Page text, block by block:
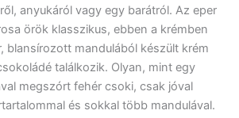
anyukáról vagy egy barátról. Az eper
örök klasszikus, ebben a krémben
blansírozott mandulából készült krém
találkozik. Olyan, mint egy
megszórt fehér csoki, csak jóval
és sokkal több mandulával.